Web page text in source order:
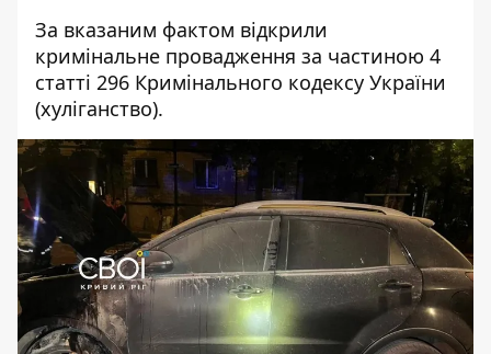
За вказаним фактом відкрили
кримінальне провадження за частиною 4
статті 296 Кримінального кодексу України
(хуліганство).